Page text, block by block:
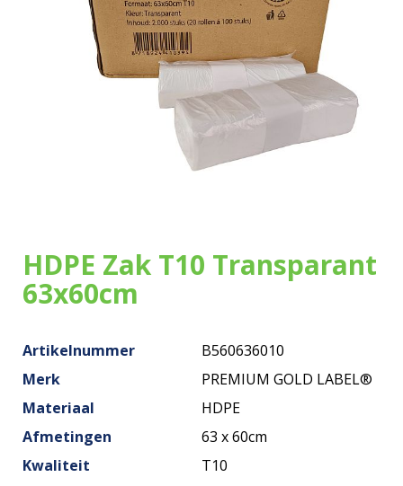
Nieuws
HDPE Zak T10 Transparant
63x60cm
Artikelnummer
B560636010
Merk
PREMIUM GOLD LABEL®
Materiaal
HDPE
Afmetingen
63 x 60cm
Kwaliteit
T10